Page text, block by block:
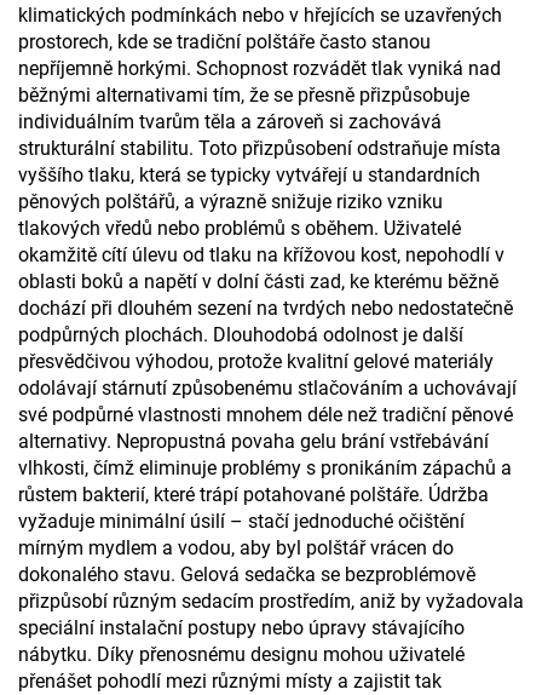
klimatických podmínkách nebo v hřejících se uzavřených
prostorech, kde se tradiční polštáře často stanou
nepříjemně horkými. Schopnost rozvádět tlak vyniká nad
běžnými alternativami tím, že se přesně přizpůsobuje
individuálním tvarům těla a zároveň si zachovává
strukturální stabilitu. Toto přizpůsobení odstraňuje místa
vyššího tlaku, která se typicky vytvářejí u standardních
pěnových polštářů, a výrazně snižuje riziko vzniku
tlakových vředů nebo problémů s oběhem. Uživatelé
okamžitě cítí úlevu od tlaku na křížovou kost, nepohodlí v
oblasti boků a napětí v dolní části zad, ke kterému běžně
dochází při dlouhém sezení na tvrdých nebo nedostatečně
podpůrných plochách. Dlouhodobá odolnost je další
přesvědčivou výhodou, protože kvalitní gelové materiály
odolávají stárnutí způsobenému stlačováním a uchovávají
své podpůrné vlastnosti mnohem déle než tradiční pěnové
alternativy. Nepropustná povaha gelu brání vstřebávání
vlhkosti, čímž eliminuje problémy s pronikáním zápachů a
růstem bakterií, které trápí potahované polštáře. Údržba
vyžaduje minimální úsilí – stačí jednoduché očištění
mírným mydlem a vodou, aby byl polštář vrácen do
dokonalého stavu. Gelová sedačka se bezproblémově
přizpůsobí různým sedacím prostředím, aniž by vyžadovala
speciální instalační postupy nebo úpravy stávajícího
nábytku. Díky přenosnému designu mohou uživatelé
přenášet pohodlí mezi různými místy a zajistit tak